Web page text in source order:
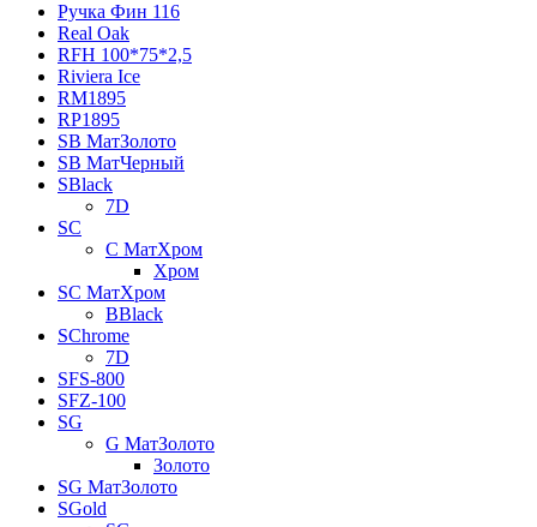
Pучка Фин 116
Real Oak
RFH 100*75*2,5
Riviera Ice
RM1895
RP1895
SB МатЗолото
SB МатЧерный
SBlack
7D
SC
C МатХром
Хром
SC МатХром
BBlack
SChrome
7D
SFS-800
SFZ-100
SG
G МатЗолото
Золото
SG МатЗолото
SGold